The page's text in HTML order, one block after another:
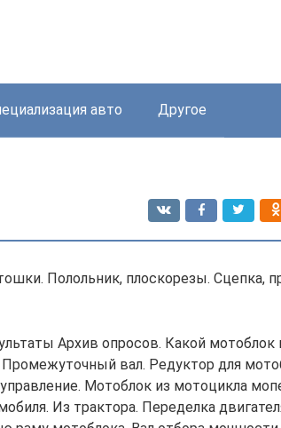
авто Другое
Полольник, плоскорезы. Сцепка,
Архив опросов. Какой мотоблок
вал. Редуктор для
Мотоблок из мотоцикла
Из трактора. Переделка